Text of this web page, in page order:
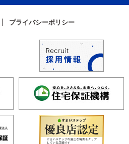
プライバシーポリシー